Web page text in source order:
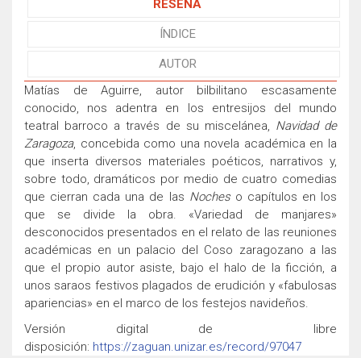
RESEÑA
ÍNDICE
AUTOR
Matías de Aguirre, autor bilbilitano escasamente
conocido, nos adentra en los entresijos del mundo
teatral barroco a través de su miscelánea, Navidad de
Zaragoza, concebida como una novela académica en la
que inserta diversos materiales poéticos, narrativos y,
sobre todo, dramáticos por medio de cuatro comedias
que cierran cada una de las Nocheso capítulos en los
que se divide la obra. «Variedad de manjares»
desconocidos presentados en el relato de las reuniones
académicas en un palacio del Coso zaragozano a las
que el propio autor asiste, bajo el halo de la ficción, a
unos saraos festivos plagados de erudición y «fabulosas
apariencias» en el marco de los festejos navideños.
Versión digital de libre
disposición: https://zaguan.unizar.es/record/97047